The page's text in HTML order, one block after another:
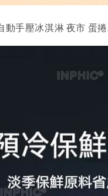
動手壓冰淇淋 夜市 蛋